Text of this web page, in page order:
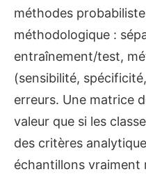
méthodes
méthodologique :
entraînement/test,
(sensibilité,
erreurs. Une matrice
valeur que si les
des critères
échantillons vraiment